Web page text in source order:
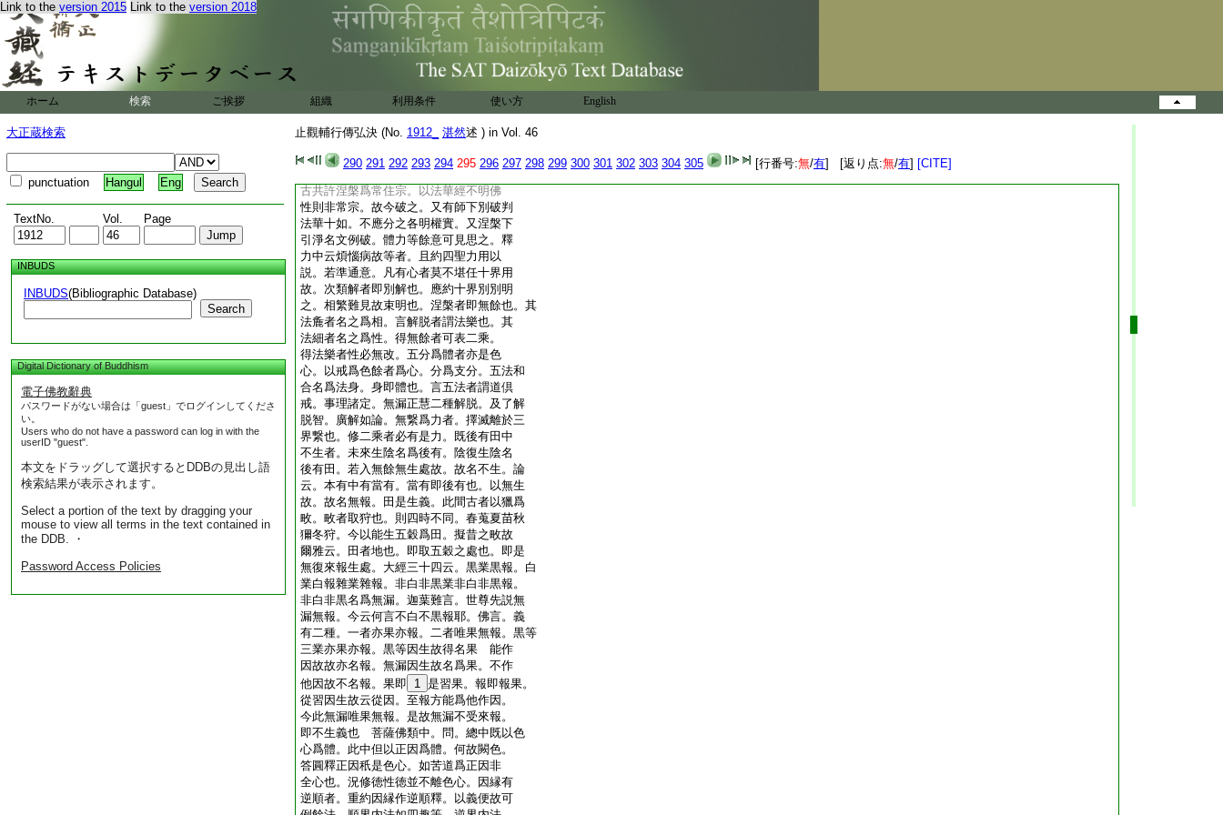
Link to the version 2015 Link to the version 2018
ホーム 検索 ご挨拶 組織 利用条件 使い方 English
大正蔵検索
punctuation Hangul Eng
TextNo. Vol. Page
INBUDS
INBUDS(Bibliographic Database)
Search
Digital Dictionary of Buddhism
電子佛教辭典
パスワードがない場合は「guest」でログインしてくださ
い。
Users who do not have a password can log in with the
userID "guest".
本文をドラッグして選択するとDDBの見出し語
検索結果が表示されます。
Select a portion of the text by dragging your
mouse to view all terms in the text contained in
the DDB. ・
Password Access Policies
止觀輔行傳弘決 (No. 1912_ 湛然述 ) in Vol. 46
290 291 292 293 294 295 296 297 298 299 300 301 302 303 304 305 [行番号:無/有] [返り点:無/有] [CITE]
合。性既有三。以相例此。相亦應三。故本末
文並作三諦。如竹下譬中云燧人等者。燧
者出火物也。此土先古燧人能出火故。後
名出火物名之爲燧。字統云。夜爲烽晝
爲燧。非今正意。鄭玄云。金燧者火鏡也木
燧者火鑚等。論語云。鑚燧改火四時不同。
大經云。因燧因鑚因手因乾草。四法和合
故有火生。今文語略但云燧人。止觀如鑚。
觀境如燧。助道如草。運功如手。斷惑性顯
猶如火出。自既除惑亦能利他。名燒一切。
古共許涅槃爲常住宗。以法華經不明佛
性則非常宗。故今破之。又有師下別破判
法華十如。不應分之各明權實。又涅槃下
引淨名文例破。體力等餘意可見思之。釋
力中云煩惱病故等者。且約四聖力用以
説。若準通意。凡有心者莫不堪任十界用
故。次類解者即別解也。應約十界別別明
之。相繁難見故束明也。涅槃者即無餘也。其
法麁者名之爲相。言解脱者謂法樂也。其
法細者名之爲性。得無餘者可表二乘。
得法樂者性必無改。五分爲體者亦是色
心。以戒爲色餘者爲心。分爲支分。五法和
合名爲法身。身即體也。言五法者謂道倶
戒。事理諸定。無漏正慧二種解脱。及了解
脱智。廣解如論。無繋爲力者。擇滅離於三
界繋也。修二乘者必有是力。既後有田中
不生者。未來生陰名爲後有。陰復生陰名
後有田。若入無餘無生處故。故名不生。論
云。本有中有當有。當有即後有也。以無生
故。故名無報。田是生義。此間古者以獵爲
畋。畋者取狩也。則四時不同。春蒐夏苗秋
獮冬狩。今以能生五穀爲田。擬昔之畋故
爾雅云。田者地也。即取五穀之處也。即是
無復來報生處。大經三十四云。黒業黒報。白
業白報雜業雜報。非白非黒業非白非黒報。
非白非黒名爲無漏。迦葉難言。世尊先説無
漏無報。今云何言不白不黒報耶。佛言。義
有二種。一者亦果亦報。二者唯果無報。黒等
三業亦果亦報。黒等因生故得名果 能作
因故故亦名報。無漏因生故名爲果。不作
他因故不名報。果即
1 是習果。報即報果。
從習因生故云從因。至報方能爲他作因。
今此無漏唯果無報。是故無漏不受來報。
即不生義也 菩薩佛類中。問。總中既以色
心爲體。此中但以正因爲體。何故闕色。
答圓釋正因秖是色心。如苦道爲正因非
全心也。況修徳性徳並不離色心。因縁有
逆順者。重約因縁作逆順釋。以義便故可